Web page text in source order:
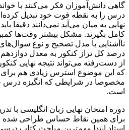
گاهی دانش‌آموزان فکر می‌کنند با
درس را به نقطه قوت خود تبدیل
نهایی به میان می‌آید نمی‌دانند دقیقا
کامل بگیرند. مشکل بیشتر وقت‌ها
درصد کل تراز کنکور به معدل
از دست‌رفته می‌تواند نتیجه نهایی
که این موضوع استرس زیادی هم برای
مخصوصا در شرایطی که انگیزه درس
است.
دوره امتحان نهایی زبان انگلیسی با
برای همین نقاط حساس طراحی شده
استاد ابتدا مهم‌ترین مباحث کتاب